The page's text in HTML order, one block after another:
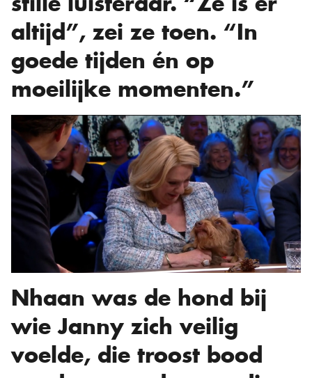
altijd”, zei ze toen. “In
goede tijden én op
moeilijke momenten.”
Nhaan was de hond bij
wie Janny zich veilig
voelde, die troost bood